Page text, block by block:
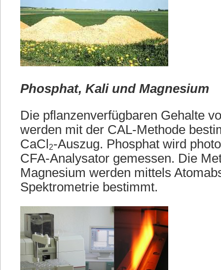
Phosphat, Kali und Magnesium
Die pflanzenverfügbaren Gehalte
werden mit der CAL-Methode
CaCl 2-Auszug. Phosphat wird
CFA-Analysator gemessen. Die
Magnesium werden mittels
Spektrometrie bestimmt.